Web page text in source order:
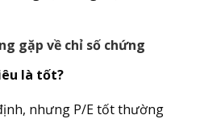
gặp về chỉ số chứng
là tốt?
nhưng P/E tốt thường